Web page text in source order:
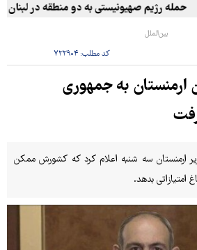
حمله رژیم صهیونیستی به دو منطقه در لبنان
بین‌الملل
کد مطلب:۷۲۲۹۰۴
ارمنستان به جمهوری
ارمنستان سه شنبه اعلام کرد که کشورش ممکن
بدهد.